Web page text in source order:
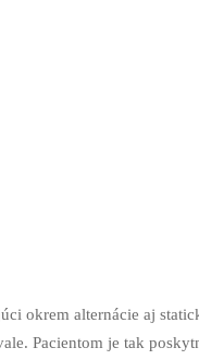
okrem alternácie aj
Pacientom je tak